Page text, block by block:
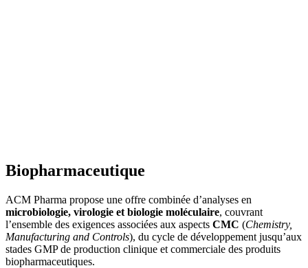
Biopharmaceutique
ACM Pharma propose une offre combinée d’analyses en
microbiologie, virologie et biologie moléculaire, couvrant
l’ensemble des exigences associées aux aspects CMC (Chemistry,
Manufacturing and Controls), du cycle de développement jusqu’aux
stades GMP de production clinique et commerciale des produits
biopharmaceutiques.